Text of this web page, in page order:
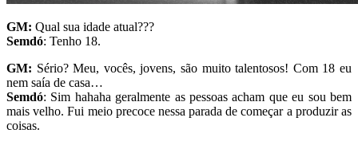
GM: Qual sua idade atual???
Semdó: Tenho 18.
GM: Sério? Meu, vocês, jovens, são muito talentosos! Com 18 eu
nem saía de casa…
Semdó: Sim hahaha geralmente as pessoas acham que eu sou bem
mais velho. Fui meio precoce nessa parada de começar a produzir as
coisas.